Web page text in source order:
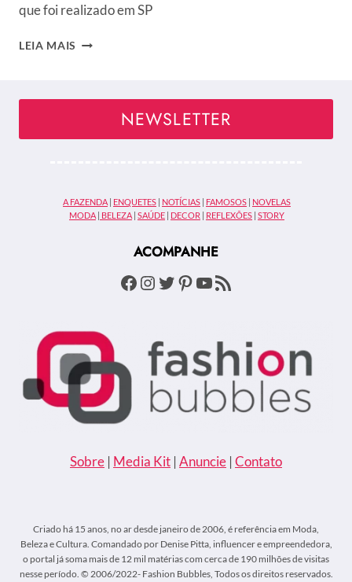
que foi realizado em SP
LEIA MAIS FAUSTÃO
REVELADO
DEZ
TRANSPLANTE:
“ESTÁ
NEWSLETTER
A FAZENDA ENQUETES NOTÍCIAS FAMOSOS
NOVELAS
MODA
BELEZA SAÚDE DECOR REFLEXÕES STORY
ACOMPANHE
Facebook
Instagram
Twitter
Pinterest
Youtube
Feed RSS
Sobre | Media Kit | Anuncie | Contato
Criado há 15 anos, no ar desde janeiro de 2006, é referência em Moda,
Beleza e Cultura. Comandado por Denise Pitta, influencer e empreendedora,
o portal já soma mais de 12 mil matérias com cerca de 190 milhões de visitas
nesse período. © 2006/2022- Fashion Bubbles, Todos os direitos reservados.